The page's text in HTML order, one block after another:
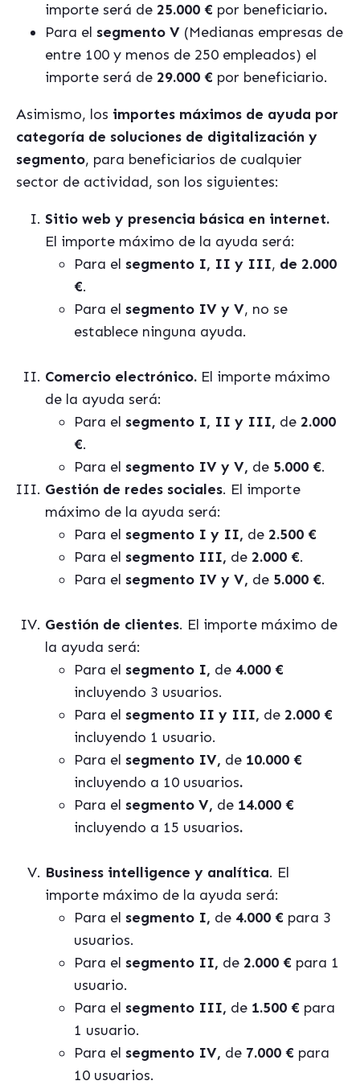
importe será de 25.000 € por beneficiario.
Para el segmento V (Medianas empresas de
entre 100 y menos de 250 empleados) el
importe será de 29.000 € por beneficiario.
Asimismo, los importes máximos de ayuda por
categoría de soluciones de digitalización y
segmento, para beneficiarios de cualquier
sector de actividad, son los siguientes:
Sitio web y presencia básica en internet.
El importe máximo de la ayuda será:
Para el segmento I, II y III, de 2.000
€.
Para el segmento IV y V, no se
establece ninguna ayuda.
Comercio electrónico. El importe máximo
de la ayuda será:
Para el segmento I, II y III, de 2.000
€.
Para el segmento IV y V, de 5.000 €.
Gestión de redes sociales. El importe
máximo de la ayuda será:
Para el segmento I y II, de 2.500 €
Para el segmento III, de 2.000 €.
Para el segmento IV y V, de 5.000 €.
Gestión de clientes. El importe máximo de
la ayuda será:
Para el segmento I, de 4.000 €
incluyendo 3 usuarios.
Para el segmento II y III, de 2.000 €
incluyendo 1 usuario.
Para el segmento IV, de 10.000 €
incluyendo a 10 usuarios.
Para el segmento V, de 14.000 €
incluyendo a 15 usuarios.
Business intelligence y analítica. El
importe máximo de la ayuda será:
Para el segmento I, de 4.000 € para 3
usuarios.
Para el segmento II, de 2.000 € para 1
usuario.
Para el segmento III, de 1.500 € para
1 usuario.
Para el segmento IV, de 7.000 € para
10 usuarios.